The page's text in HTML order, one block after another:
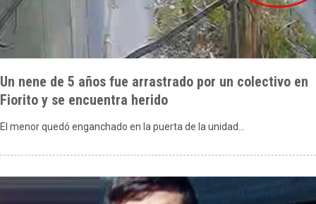
Un nene de 5 años fue arrastrado por un colectivo en
Fiorito y se encuentra herido
El menor quedó enganchado en la puerta de la unidad…